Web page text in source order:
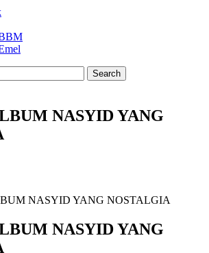
Search
NASYID YANG
NASYID YANG NOSTALGIA
NASYID YANG